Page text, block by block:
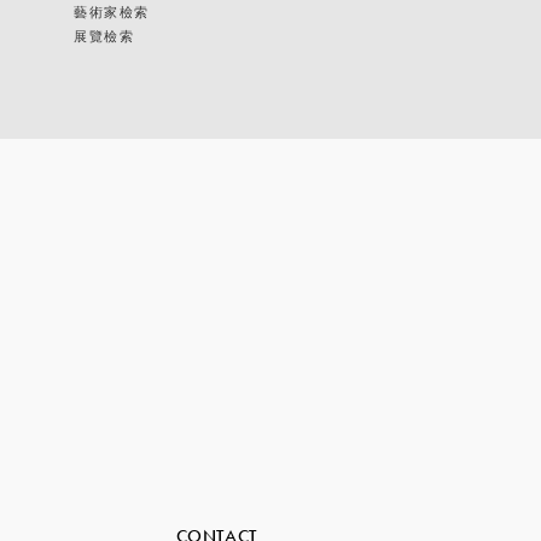
藝術家檢索
展覽檢索